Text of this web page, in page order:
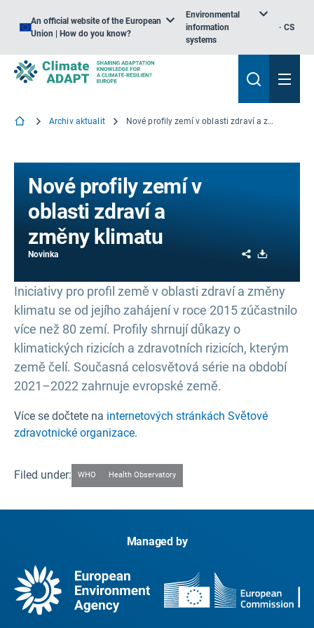
An official website of the European
Union | How do you know?
Environmental
information
systems
CS
Archiv aktualit Nové profily zemí v oblasti zdraví a změny klimatu
Nové profily zemí v
oblasti zdraví a
změny klimatu
Novinka Share
Iniciativy pro profil země v oblasti zdraví a změny
klimatu se od jejího zahájení v roce 2015 zúčastnilo
více než 80 zemí. Profily shrnují důkazy o
klimatických rizicích a zdravotních rizicích, kterým
země čelí. Současná celosvětová série na období
2021–2022 zahrnuje evropské země.
Více se dočtete na internetových stránkách Světové
zdravotnické organizace.
Filed under: WHO Health Observatory
Managed by